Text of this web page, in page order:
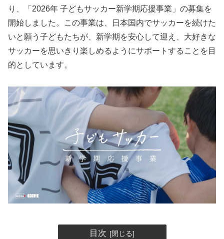
り、「2026年 子どもサッカー新学期応援事業」の募集を
開始しました。この事業は、日本国内でサッカーを続けた
いと願う子どもたちが、新学期を安心して迎え、大好きな
サッカーを思いきり楽しめるようにサポートすることを目
的としています。
目次